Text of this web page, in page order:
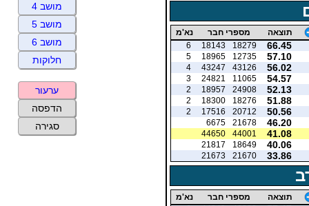
תוצאה מספרי חבר נא'מ
66.45
18279
18143
6
57.10
12735
18965
5
56.02
43126
43247
4
54.57
11065
24821
3
52.13
24908
18957
2
51.88
18276
18300
2
50.56
20712
17516
2
46.20
21678
6675
41.08
44001
44650
40.06
18649
21817
33.86
21670
21673
תוצאה מספרי חבר נא'מ
מושב 4
מושב 5
מושב 6
חלוקות
ערעור
הדפסה
סגירה